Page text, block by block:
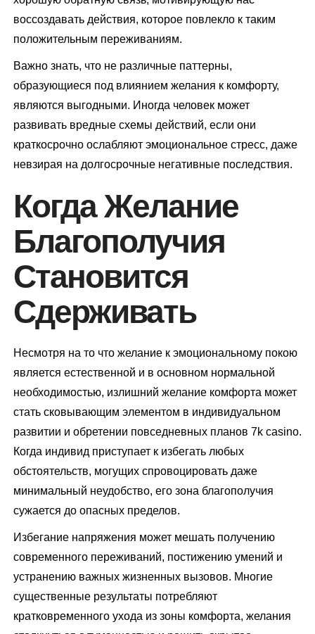
воссоздавать действия, которое повлекло к таким
положительным переживаниям.
Важно знать, что не различные паттерны,
образующиеся под влиянием желания к комфорту,
являются выгодными. Иногда человек может
развивать вредные схемы действий, если они
краткосрочно ослабляют эмоциональное стресс, даже
невзирая на долгосрочные негативные последствия.
Когда Желание
Благополучия
Становится
Сдерживать
Несмотря на то что желание к эмоциональному покою
является естественной и в основном нормальной
необходимостью, излишний желание комфорта может
стать сковывающим элементом в индивидуальном
развитии и обретении повседневных планов 7k casino.
Когда индивид приступает к избегать любых
обстоятельств, могущих спровоцировать даже
минимальный неудобство, его зона благополучия
сужается до опасных пределов.
Избегание напряжения может мешать получению
современного переживаний, постижению умений и
устранению важных жизненных вызовов. Многие
существенные результаты потребляют
кратковременного ухода из зоны комфорта, желания